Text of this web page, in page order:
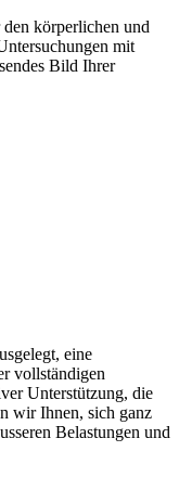
körperlichen und
mit
Bild Ihrer
eine
vollständigen
Unterstützung, die
wir Ihnen, sich ganz
Belastungen und